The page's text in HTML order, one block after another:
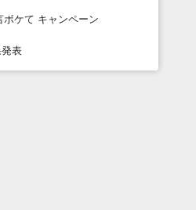
ボケて キャンペーン
表